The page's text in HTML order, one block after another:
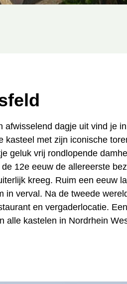
afwisselend dagje uit vind je
kasteel met zijn iconische
geluk vrij rondlopende
12e eeuw de allereerste
kreeg. Ruim een eeuw
in verval. Na de tweede
en vergaderlocatie.
alle kastelen in Nordrhein